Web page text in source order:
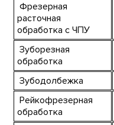
Фрезерная
расточная
обработка с ЧПУ
Зуборезная
обработка
Зубодолбежка
Рейкофрезерная
обработка